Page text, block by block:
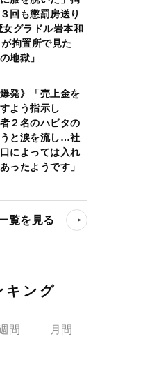
回も懲罰房送り
女グラドル岩本和
拘置所で見た
地獄」
爆発》「売上金を
よう指示し
２名のハビタの
と涙を流し…社
によっては入れ
ったようです」
覧を見る
キング
間 月間